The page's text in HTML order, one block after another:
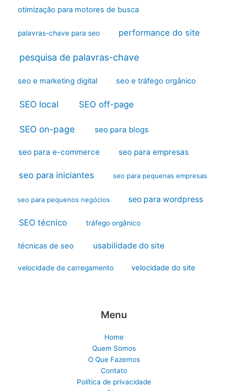
otimização para motores de busca
palavras-chave para seo performance do site
pesquisa de palavras-chave
seo e marketing digital seo e tráfego orgânico
SEO local SEO off-page
SEO on-page seo para blogs
seo para e-commerce seo para empresas
seo para iniciantes seo para pequenas empresas
seo para pequenos negócios seo para wordpress
SEO técnico tráfego orgânico
técnicas de seo usabilidade do site
velocidade de carregamento velocidade do site
Menu
Home
Quem Somos
O Que Fazemos
Contato
Política de privacidade